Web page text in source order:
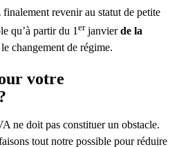
revenir au statut de petite
qu’à partir du 1 erjanvierde la
le changement de régime.
votre
ne doit pas constituer un obstacle.
tout notre possible pour réduire